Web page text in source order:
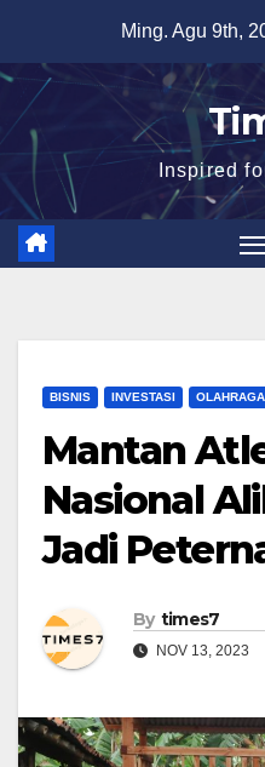
content
Ming. Agu 9th,
Inspired
BISNIS INVESTASI OLAHRAGA
Mantan
Nasional
Jadi
By times7
NOV 13, 2023